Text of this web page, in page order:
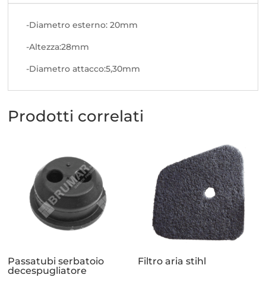
-Diametro esterno: 20mm
-Altezza:28mm
-Diametro attacco:5,30mm
Prodotti correlati
Passatubi serbatoio
decespugliatore
Filtro aria stihl